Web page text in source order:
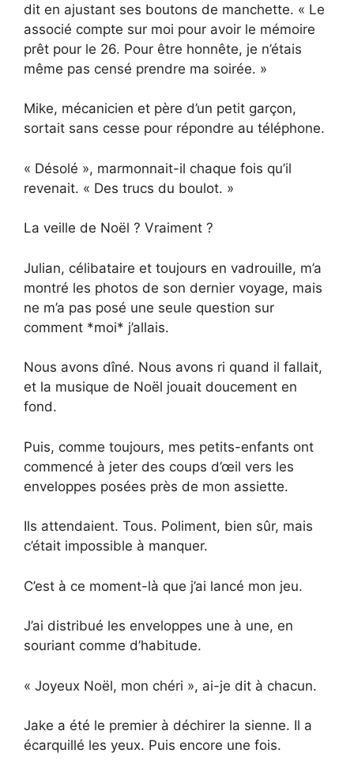
dit en ajustant ses boutons de manchette. « Le
associé compte sur moi pour avoir le mémoire
prêt pour le 26. Pour être honnête, je n’étais
même pas censé prendre ma soirée. »
Mike, mécanicien et père d’un petit garçon,
sortait sans cesse pour répondre au téléphone.
« Désolé », marmonnait-il chaque fois qu’il
revenait. « Des trucs du boulot. »
La veille de Noël ? Vraiment ?
Julian, célibataire et toujours en vadrouille, m’a
montré les photos de son dernier voyage, mais
ne m’a pas posé une seule question sur
comment *moi* j’allais.
Nous avons dîné. Nous avons ri quand il fallait,
et la musique de Noël jouait doucement en
fond.
Puis, comme toujours, mes petits-enfants ont
commencé à jeter des coups d’œil vers les
enveloppes posées près de mon assiette.
Ils attendaient. Tous. Poliment, bien sûr, mais
c’était impossible à manquer.
C’est à ce moment-là que j’ai lancé mon jeu.
J’ai distribué les enveloppes une à une, en
souriant comme d’habitude.
« Joyeux Noël, mon chéri », ai-je dit à chacun.
Jake a été le premier à déchirer la sienne. Il a
écarquillé les yeux. Puis encore une fois.